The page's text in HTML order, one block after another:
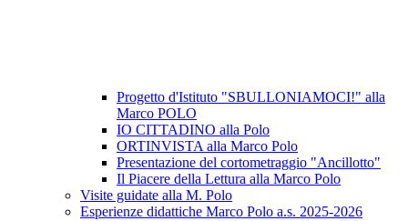
Progetto d'Istituto "SBULLONIAMOCI!" alla
Marco POLO
IO CITTADINO alla Polo
ORTINVISTA alla Marco Polo
Presentazione del cortometraggio "Ancillotto"
Il Piacere della Lettura alla Marco Polo
Visite guidate alla M. Polo
Esperienze didattiche Marco Polo a.s. 2025-2026